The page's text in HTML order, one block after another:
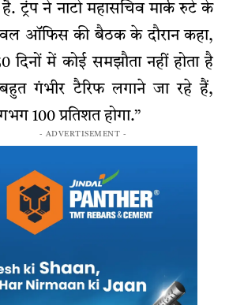
ट्रंप ने नाटो महासचिव मार्क रुटे के
ऑफिस की बैठक के दौरान कहा,
दिनों में कोई समझौता नहीं होता है
गंभीर टैरिफ लगाने जा रहे हैं,
100 प्रतिशत होगा.”
- ADVERTISEMENT -